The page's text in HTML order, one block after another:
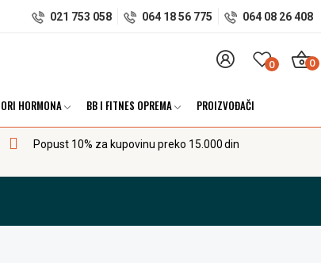
021 753 058 064 18 56 775 064 08 26 408
0 0
HORMONA BB I FITNES OPREMA PROIZVOĐAČI
Popust 10% za kupovinu preko 15.000 din